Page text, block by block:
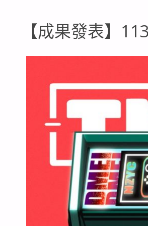
【成果發表】